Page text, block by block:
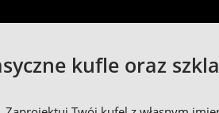
kufle oraz